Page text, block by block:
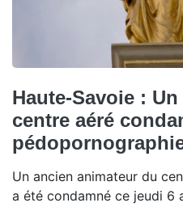
Haute-Savoie :
centre aéré
Un ancien animateur du
a été condamné ce jeudi 6